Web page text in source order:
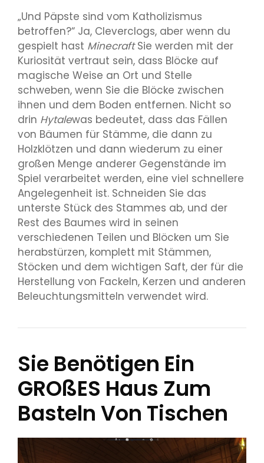
„Und Päpste sind vom Katholizismus
betroffen?“ Ja, Cleverclogs, aber wenn du
gespielt hast MinecraftSie werden mit der
Kuriosität vertraut sein, dass Blöcke auf
magische Weise an Ort und Stelle
schweben, wenn Sie die Blöcke zwischen
ihnen und dem Boden entfernen. Nicht so
drin Hytalewas bedeutet, dass das Fällen
von Bäumen für Stämme, die dann zu
Holzklötzen und dann wiederum zu einer
großen Menge anderer Gegenstände im
Spiel verarbeitet werden, eine viel schnellere
Angelegenheit ist. Schneiden Sie das
unterste Stück des Stammes ab, und der
Rest des Baumes wird in seinen
verschiedenen Teilen und Blöcken um Sie
herabstürzen, komplett mit Stämmen,
Stöcken und dem wichtigen Saft, der für die
Herstellung von Fackeln, Kerzen und anderen
Beleuchtungsmitteln verwendet wird.
Sie Benötigen Ein
GROßES Haus Zum
Basteln Von Tischen